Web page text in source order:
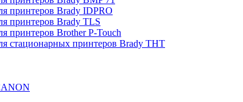
принтеров Brady IDPRO
принтеров Brady TLS
принтеров Brother P-Touch
стационарных принтеров Brady THT